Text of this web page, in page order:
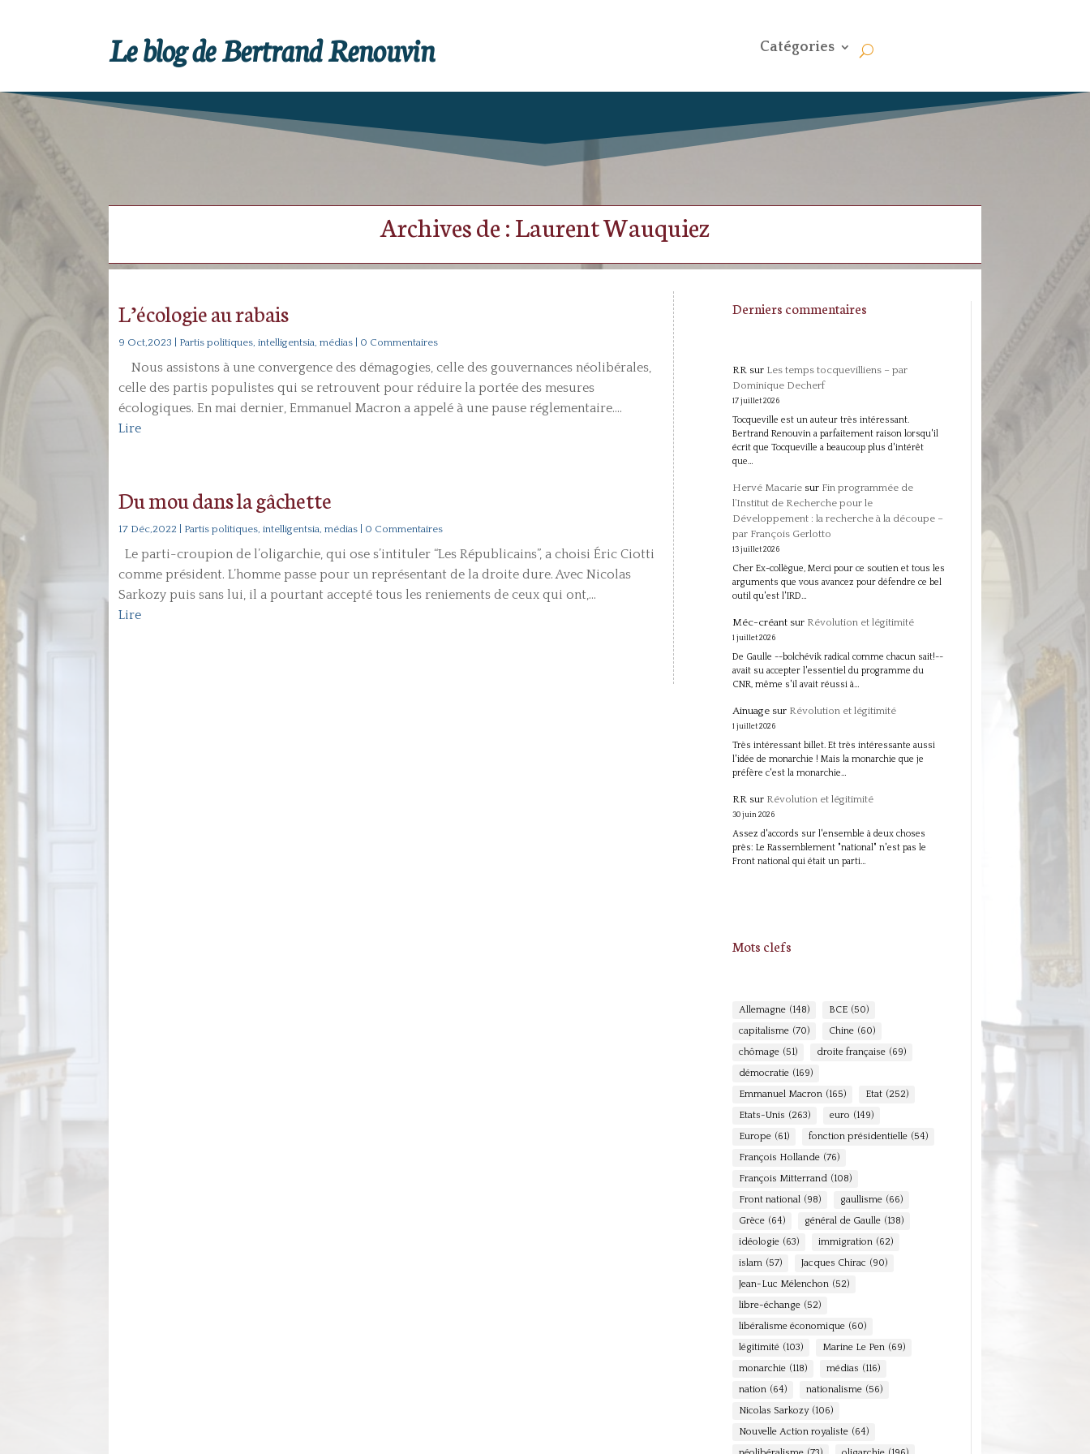
Le blog de Bertrand Renouvin Catégories
Archives de : Laurent Wauquiez
L’écologie au rabais
9 Oct,2023 Partis politiques, intelligentsia, médias | 0 Commentaires
Nous assistons à une convergence des démagogies, celle des gouvernances néolibérales,
celle des partis populistes qui se retrouvent pour réduire la portée des mesures
écologiques. En mai dernier, Emmanuel Macron a appelé à une pause réglementaire....
Lire
Du mou dans la gâchette
17 Déc,2022 Partis politiques, intelligentsia, médias | 0 Commentaires
Le parti-croupion de l’oligarchie, qui ose s’intituler “Les Républicains”, a choisi Éric Ciotti
comme président. L’homme passe pour un représentant de la droite dure. Avec Nicolas
Sarkozy puis sans lui, il a pourtant accepté tous les reniements de ceux qui ont,...
Lire
Derniers commentaires
RRsur Les temps tocquevilliens – par
Dominique Decherf
17 juillet 2026
Tocqueville est un auteur très intéressant.
Bertrand Renouvin a parfaitement raison lorsqu'il
écrit que Tocqueville a beaucoup plus d'intérêt
que…
Hervé Macariesur Fin programmée de
l’Institut de Recherche pour le
Développement : la recherche à la découpe –
par François Gerlotto
13 juillet 2026
Cher Ex-collègue, Merci pour ce soutien et tous les
arguments que vous avancez pour défendre ce bel
outil qu'est l'IRD…
Méc-créantsur Révolution et légitimité
1 juillet 2026
De Gaulle --bolchévik radical comme chacun sait!--
avait su accepter l'essentiel du programme du
CNR, même s'il avait réussi à…
Ainuagesur Révolution et légitimité
1 juillet 2026
Très intéressant billet. Et très intéressante aussi
l'idée de monarchie ! Mais la monarchie que je
préfère c'est la monarchie…
RRsur Révolution et légitimité
30 juin 2026
Assez d'accords sur l'ensemble à deux choses
près: Le Rassemblement "national" n'est pas le
Front national qui était un parti…
Mots clefs
Allemagne (148) BCE (50)
capitalisme (70) Chine (60)
chômage (51) droite française (69)
démocratie (169)
Emmanuel Macron (165) Etat (252)
Etats-Unis (263) euro (149)
Europe (61) fonction présidentielle (54)
François Hollande (76)
François Mitterrand (108)
Front national (98) gaullisme (66)
Grèce (64) général de Gaulle (138)
idéologie (63) immigration (62)
islam (57) Jacques Chirac (90)
Jean-Luc Mélenchon (52)
libre-échange (52)
libéralisme économique (60)
légitimité (103) Marine Le Pen (69)
monarchie (118) médias (116)
nation (64) nationalisme (56)
Nicolas Sarkozy (106)
Nouvelle Action royaliste (64)